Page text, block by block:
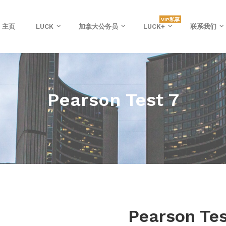
主页 LUCK 加拿大公务员 LUCK+
VIP私享
联系我们
Pearson Test 7
Pearson